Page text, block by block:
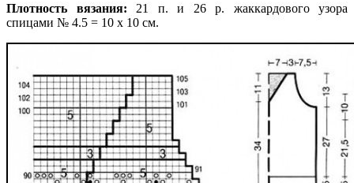
Плотность вязания: 21 п. и 26 р. жаккардового узора
спицами № 4.5 = 10 х 10 см.